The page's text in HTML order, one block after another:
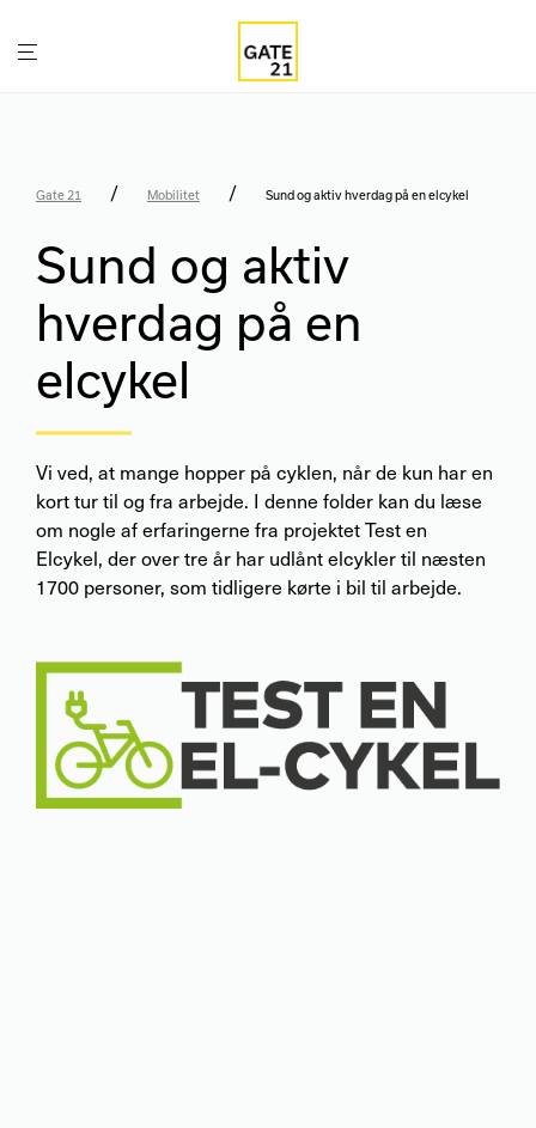
Gate 21 / Mobilitet / Sund og aktiv hverdag på en elcykel
Sund og aktiv
hverdag på en
elcykel
Vi ved, at mange hopper på cyklen, når de kun har en
kort tur til og fra arbejde. I denne folder kan du læse
om nogle af erfaringerne fra projektet Test en
Elcykel, der over tre år har udlånt elcykler til næsten
1700 personer, som tidligere kørte i bil til arbejde.